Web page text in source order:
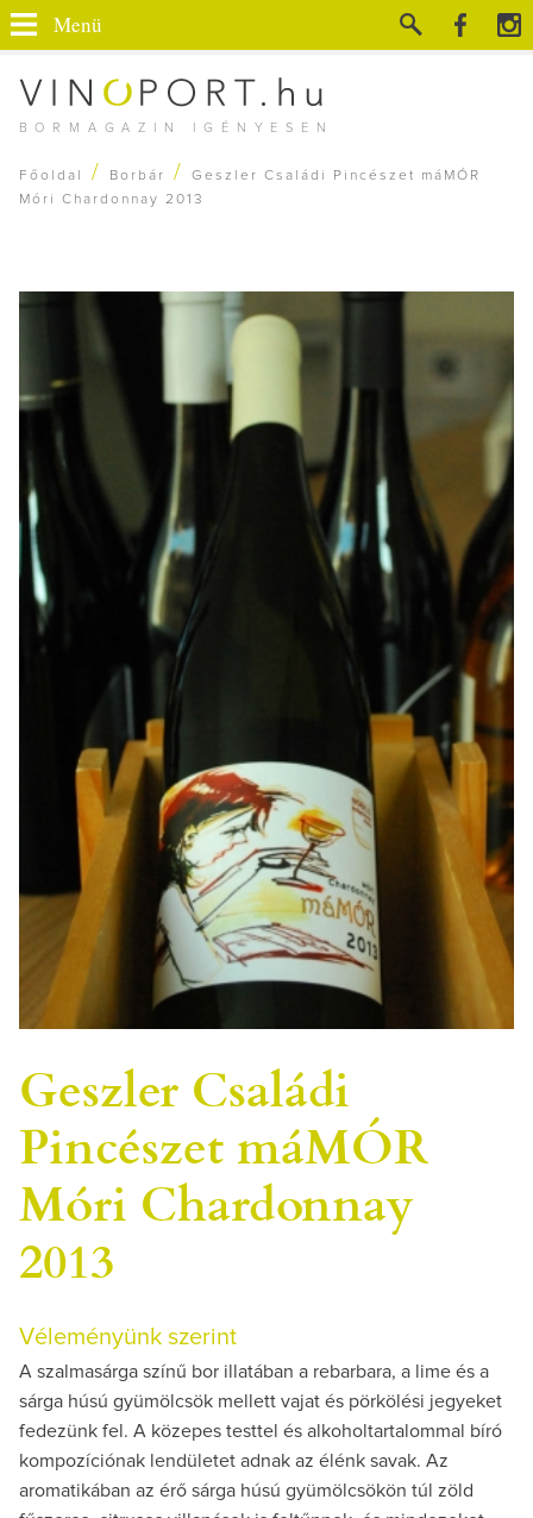
BORMAGAZIN IGÉNYESEN
Menü
Főoldal / Borbár /
Geszler Családi Pincészet máMÓR
Móri Chardonnay 2013
Geszler Családi
Pincészet máMÓR
Móri Chardonnay
2013
Véleményünk szerint
A szalmasárga színű bor illatában a rebarbara, a lime és a
sárga húsú gyümölcsök mellett vajat és pörkölési jegyeket
fedezünk fel. A közepes testtel és alkoholtartalommal bíró
kompozíciónak lendületet adnak az élénk savak. Az
aromatikában az érő sárga húsú gyümölcsökön túl zöld